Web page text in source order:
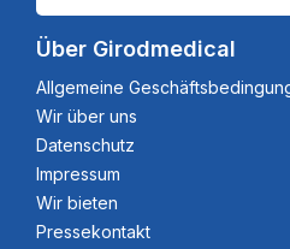
Über Girodmedical
Allgemeine
Wir über uns
Datenschutz
Impressum
Wir bieten
Pressekontakt